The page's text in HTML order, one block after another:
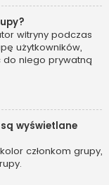
witryny podczas
użytkowników,
do niego prywatną
wyświetlane
członkom grupy,